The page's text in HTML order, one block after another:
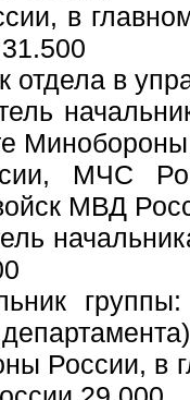
в главном
в
Минобороны
МВД
группы: в
России, в